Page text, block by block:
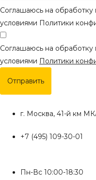
Соглашаюсь на обработку
условиями Политики
Соглашаюсь на обработку
условиями Политики
Отправить
г. Москва, 41-й км
+7 (495) 109-30-01
Пн-Вс 10:00-18:30